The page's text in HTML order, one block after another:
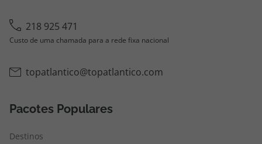
218 925 471
Custo de uma chamada para a rede fixa nacional
topatlantico@topatlantico.com
Pacotes Populares
Destinos